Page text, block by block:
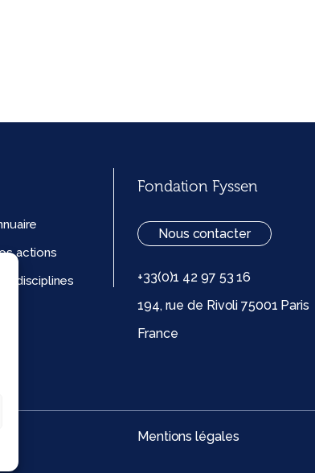
actions
disciplines
Fondation Fyssen
Nous contacter
+33(0)1 42 97 53 16
194, rue de Rivoli 75001 Paris
France
Mentions légales